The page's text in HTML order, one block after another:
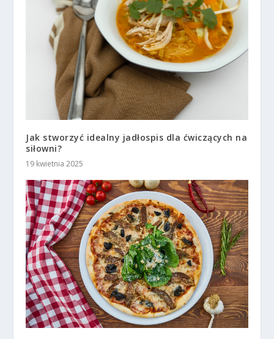
Jak stworzyć idealny jadłospis dla ćwiczących na
siłowni?
19 kwietnia 2025